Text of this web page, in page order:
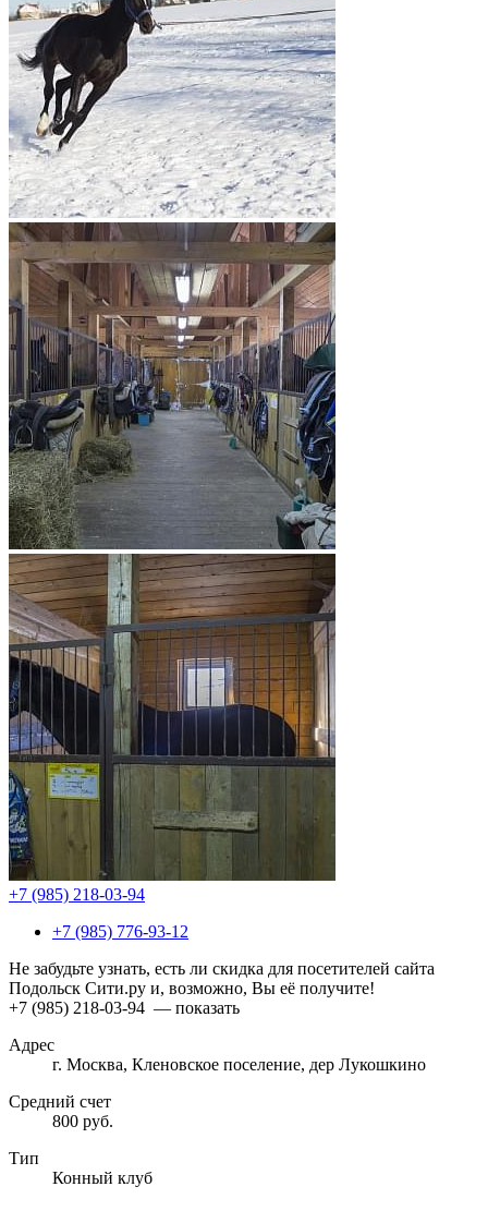
+7 (985) 218-03-94
+7 (985) 776-93-12
Не забудьте узнать, есть ли скидка для посетителей сайта
Подольск Сити.ру и, возможно, Вы её получите!
+7 (985) 218-03-94 — показать
Адрес
г. Москва, Кленовское поселение, дер Лукошкино
Средний счет
800 руб.
Тип
Конный клуб